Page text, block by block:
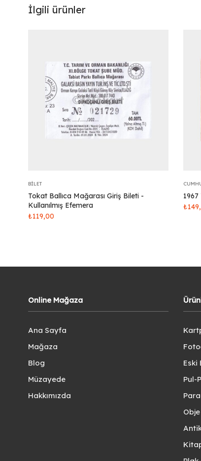
İlgili ürünler
BILET
Tokat Ballıca Mağarası Giriş Bileti -
Kullanılmış Efemera
₺119,00
₺
Online Mağaza
Ana Sayfa
Mağaza
Blog
Müzayede
Hakkımızda
Eski
Pul-
Obje